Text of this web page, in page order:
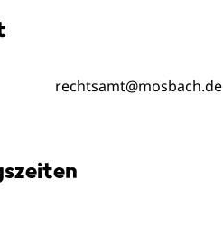
rechtsamt@mosbach.de